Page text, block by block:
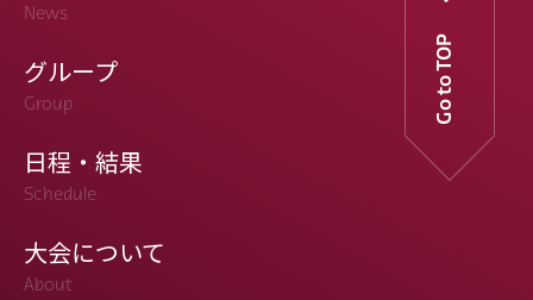
News
グループ
Group
日程・結果
Schedule
大会について
About
Go to TOP